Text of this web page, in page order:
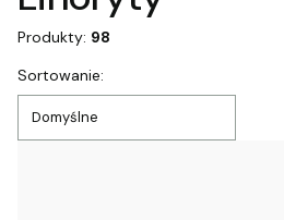
Produkty: 98
Lista produktów
Sortowanie:
Domyślne